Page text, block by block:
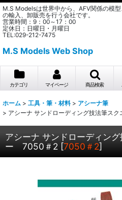
M.S Modelsは世界中から、AFV関係の模
の輸入、卸販売を行う会社です。
営業時間：9：00～17：00
定休日：日曜日・月曜日
TEL:029-212-7475
M.S Models Web Shop
カテゴリ マイページ 商品検索
ホーム > 工具・筆・材料 > アシーナ筆
> アシーナ サンドローディング技法筆ス
アシーナ サンドローディン
ー 7050＃2 [7050＃2]